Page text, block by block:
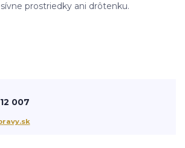
prostriedky ani drôtenku.
007